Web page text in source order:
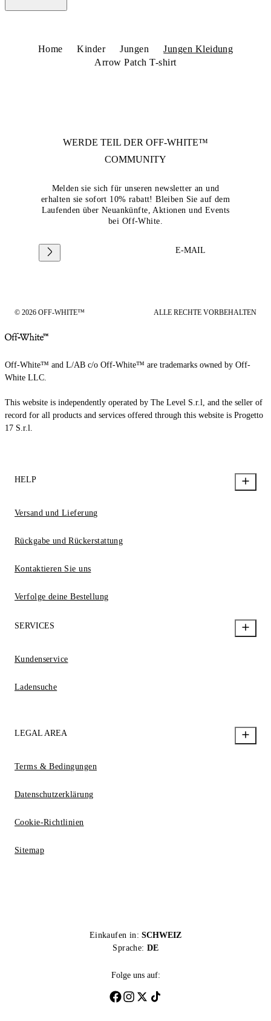
Home Kinder Jungen
Jungen Kleidung
Arrow Patch T-shirt
WERDE TEIL DER OFF-WHITE™
COMMUNITY
Melden sie sich für unseren newsletter an und
erhalten sie sofort 10% rabatt! Bleiben Sie auf dem
Laufenden über Neuankünfte, Aktionen und Events
bei Off-White.
E-MAIL
© 2026 OFF-WHITE™ ALLE RECHTE VORBEHALTEN
Off-White™ and L/AB c/o Off-White™ are trademarks owned by Off-
White LLC.
This website is independently operated by The Level S.r.l, and the seller of
record for all products and services offered through this website is Progetto
17 S.r.l.
HELP
Versand und Lieferung
Rückgabe und Rückerstattung
Kontaktieren Sie uns
Verfolge deine Bestellung
SERVICES
Kundenservice
Ladensuche
LEGAL AREA
Terms & Bedingungen
Datenschutzerklärung
Cookie-Richtlinien
Sitemap
Einkaufen in: SCHWEIZ
Sprache: DE
Folge uns auf: